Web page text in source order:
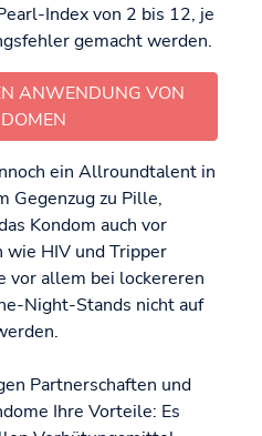
Index von 2 bis 12, je
gemacht werden.
ANWENDUNG VON
ein Allroundtalent in
Gegenzug zu Pille,
Kondom auch vor
wie HIV und Tripper
vor allem bei lockereren
Night-Stands nicht auf
Partnerschaften und
Ihre Vorteile: Es